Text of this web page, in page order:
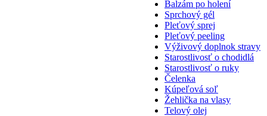
Balzám po holení
Sprchový gél
Pleťový sprej
Pleťový peeling
Výživový doplnok stravy
Starostlivosť o chodidlá
Starostlivosť o ruky
Čelenka
Kúpeľová soľ
Žehlička na vlasy
Telový olej